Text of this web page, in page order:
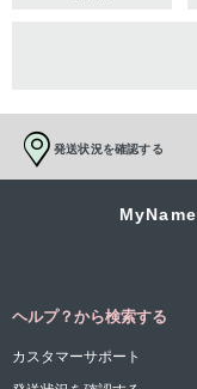
発送状況を確認する
ヘルプ？から検索する
カスタマーサポート